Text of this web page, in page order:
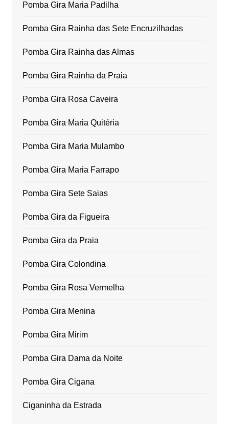
Pomba Gira Maria Padilha
Pomba Gira Rainha das Sete Encruzilhadas
Pomba Gira Rainha das Almas
Pomba Gira Rainha da Praia
Pomba Gira Rosa Caveira
Pomba Gira Maria Quitéria
Pomba Gira Maria Mulambo
Pomba Gira Maria Farrapo
Pomba Gira Sete Saias
Pomba Gira da Figueira
Pomba Gira da Praia
Pomba Gira Colondina
Pomba Gira Rosa Vermelha
Pomba Gira Menina
Pomba Gira Mirim
Pomba Gira Dama da Noite
Pomba Gira Cigana
Ciganinha da Estrada